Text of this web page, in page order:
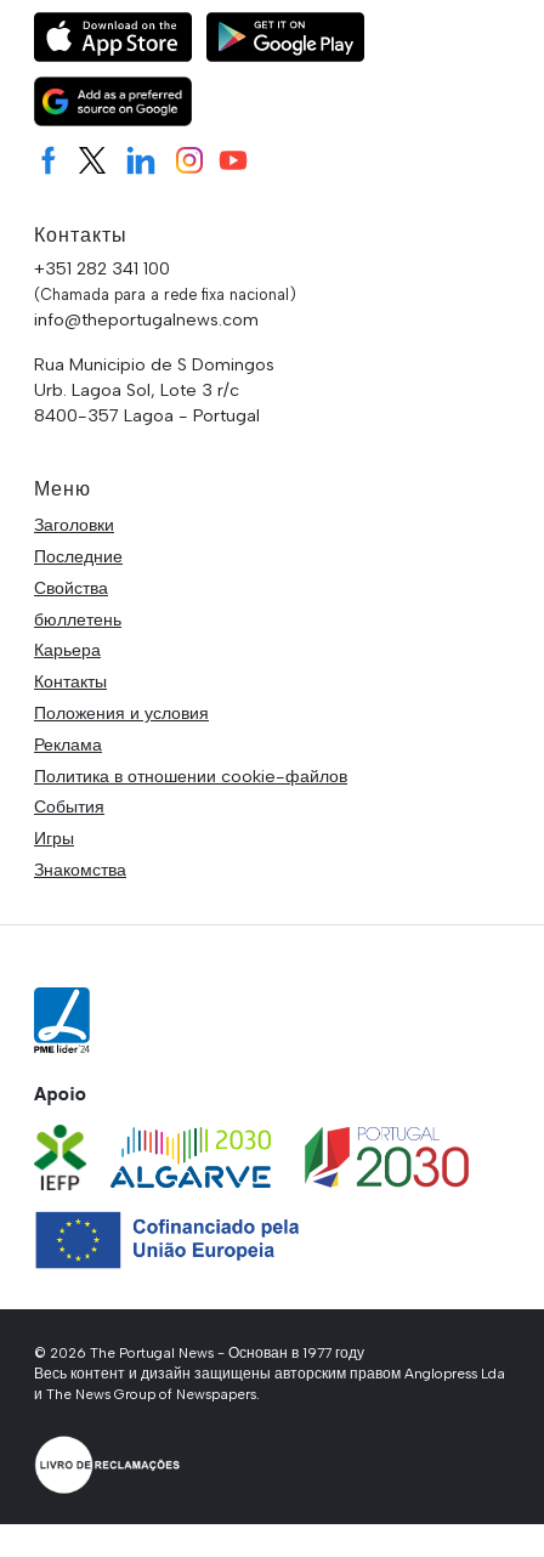
Контакты
+351 282 341 100
(Chamada para a rede fixa nacional)
info@theportugalnews.com
Rua Municipio de S Domingos
Urb. Lagoa Sol, Lote 3 r/c
8400-357 Lagoa - Portugal
Меню
Заголовки
Последние
Свойства
бюллетень
Карьера
Контакты
Положения и условия
Реклама
Политика в отношении cookie-файлов
События
Игры
Знакомства
Apoio
© 2026 The Portugal News - Основан в 1977 году
Весь контент и дизайн защищены авторским правом Anglopress Lda
и The News Group of Newspapers.